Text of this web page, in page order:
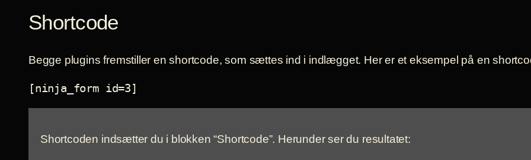
Shortcode
Begge plugins fremstiller en shortcode, som sættes ind i indlægget. Her er et eksempel på en
[ninja_form id=3]
Shortcoden indsætter du i blokken “Shortcode”. Herunder ser du resultatet: